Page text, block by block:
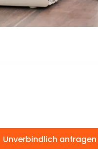
Unverbindlich anfragen